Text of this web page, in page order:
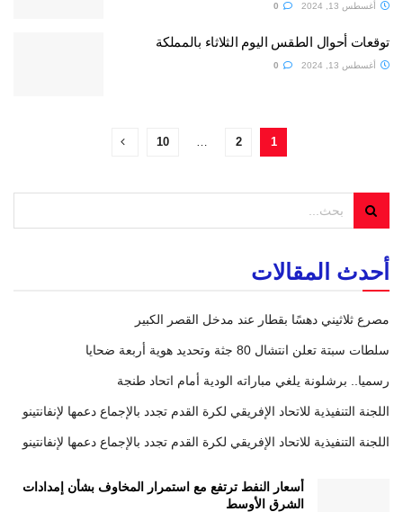
أغسطس 13, 2024
توقعات أحوال الطقس اليوم الثلاثاء بالمملكة
أغسطس 13, 2024
1
2
…
10
أحدث المقالات
مصرع ثلاثيني دهسًا بقطار عند مدخل القصر الكبير
سلطات سبتة تعلن انتشال 80 جثة وتحديد هوية أربعة ضحايا
رسميا.. برشلونة يلغي مباراته الودية أمام اتحاد طنجة
اللجنة التنفيذية للاتحاد الإفريقي لكرة القدم تجدد بالإجماع دعمها لإنفانتينو
اللجنة التنفيذية للاتحاد الإفريقي لكرة القدم تجدد بالإجماع دعمها لإنفانتينو
أسعار النفط ترتفع مع استمرار المخاوف بشأن إمدادات
الشرق الأوسط